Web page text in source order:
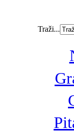
Traži...